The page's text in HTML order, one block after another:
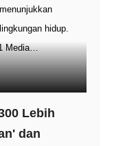
hidup.
Media…
Lebih
dan